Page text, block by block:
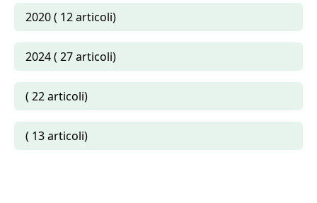
2020 ( 12 articoli)
2024 ( 27 articoli)
( 22 articoli)
( 13 articoli)